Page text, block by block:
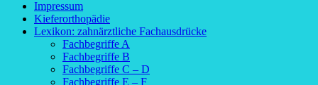
Impressum
Kieferorthopädie
Lexikon: zahnärztliche Fachausdrücke
Fachbegriffe A
Fachbegriffe B
Fachbegriffe C – D
Fachbegriffe E – F